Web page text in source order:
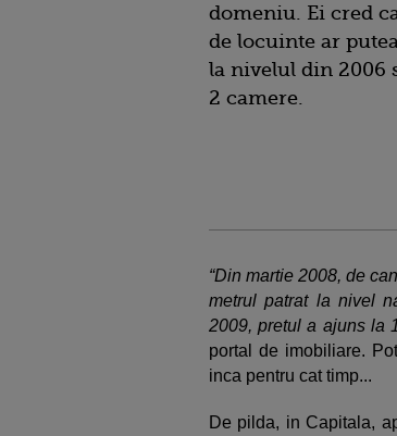
domeniu. Ei cred
de locuinte ar
la nivelul din 2006
2 camere.
“Din martie 2008, de
metrul patrat la nivel
2009, pretul a ajuns la
portal de imobiliare.
inca pentru cat timp...
De pilda, in Capitala,